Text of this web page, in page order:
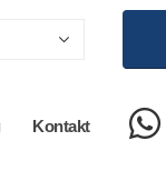
Kontakt